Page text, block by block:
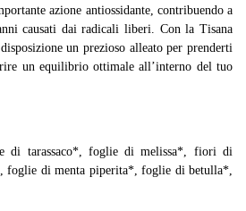
azione antiossidante, contribuendo a
causati dai radicali liberi. Con la Tisana
un prezioso alleato per prenderti
un equilibrio ottimale all’interno del tuo
di tarassaco*, foglie di melissa*, fiori di
di menta piperita*, foglie di betulla*,